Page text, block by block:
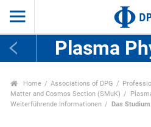
Plasma
Home Associations of DPG
Matter and Cosmos Section (SMuK)
Weiterführende Informationen
Das